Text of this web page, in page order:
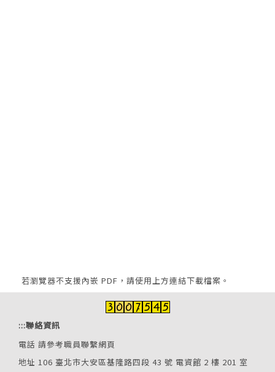
若瀏覽器不支援內嵌 PDF，請使用上方連結下載檔案。
:::聯絡資訊
電話 請參考職員聯繫網頁
地址 106 臺北市大安區基隆路四段 43 號 電資館 2 樓 201 室